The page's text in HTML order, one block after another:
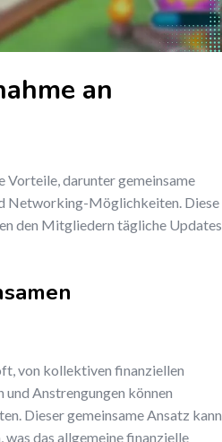
an
Vorteile, darunter gemeinsame
Networking-Möglichkeiten. Diese
den Mitgliedern tägliche Updates
von kollektiven finanziellen
und Anstrengungen können
Dieser gemeinsame Ansatz kann
was das allgemeine finanzielle